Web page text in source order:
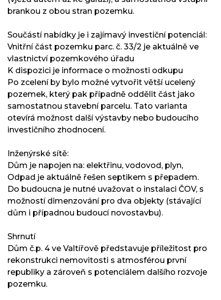
brankou z obou stran pozemku.
Součástí nabídky je i zajímavý investiční potenciál:
Vnitřní část pozemku parc. č. 33/2 je aktuálně ve
vlastnictví pozemkového úřadu
K dispozici je informace o možnosti odkupu
Po zcelení by bylo možné vytvořit větší ucelený
pozemek, který pak případně oddělit část jako
samostatnou stavební parcelu. Tato varianta
otevírá možnost další výstavby nebo budoucího
investičního zhodnocení.
Inženýrské sítě:
Dům je napojen na: elektřinu, vodovod, plyn,
Odpad je aktuálně řešen septikem s přepadem.
Do budoucna je nutné uvažovat o instalaci ČOV, s
možností dimenzování pro dva objekty (stávající
dům i případnou budoucí novostavbu).
Shrnutí
Dům č.p. 4 ve Valtířově představuje příležitost pro
rekonstrukci nemovitosti s atmosférou první
republiky a zároveň s potenciálem dalšího rozvoje
pozemku.